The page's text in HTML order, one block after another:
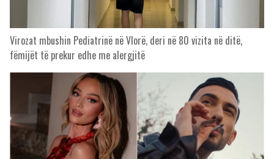
Virozat mbushin Pediatrinë në Vlorë, deri në 80 vizita në ditë,
fëmijët të prekur edhe me alergjitë